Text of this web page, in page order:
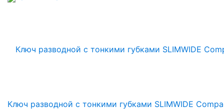
Ключ разводной с тонкими губками SLIMWIDE